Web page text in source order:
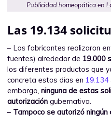
Publicidad homeopática en
Las 19.134
– Los fabricantes realizaron
fuentes) alrededor de 19.000
los diferentes productos que
concreta estos días en 19.134
embargo, ninguna de estas
autorización gubernativa.
– Tampoco se autorizó